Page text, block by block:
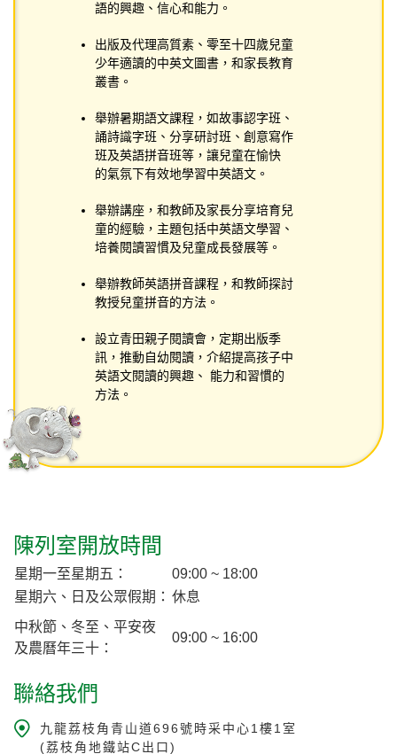
語的興趣、信心和能力。
出版及代理高質素、零至十四歲兒童
少年適讀的中英文圖書，和家長教育
叢書。
舉辦暑期語文課程，如故事認字班、
誦詩識字班、分享研討班、創意寫作
班及英語拼音班等，讓兒童在愉快
的氣氛下有效地學習中英語文。
舉辦講座，和教師及家長分享培育兒
童的經驗，主題包括中英語文學習、
培養閱讀習慣及兒童成長發展等。
舉辦教師英語拼音課程，和教師探討
教授兒童拼音的方法。
設立青田親子閱讀會，定期出版季
訊，推動自幼閱讀，介紹提高孩子中
英語文閱讀的興趣、 能力和習慣的
方法。
陳列室開放時間
星期一至星期五：
09:00 ~ 18:00
星期六、日及公眾假期： 休息
中秋節、冬至、平安夜
及農曆年三十：
09:00 ~ 16:00
聯絡我們
九龍荔枝角青山道696號時采中心1樓1室
(荔枝角地鐵站C出口)